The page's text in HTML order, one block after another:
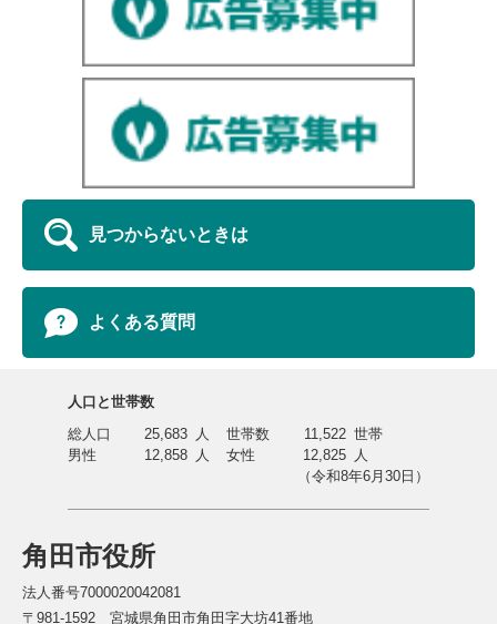
見つからないときは
よくある質問
角田市役所
法人番号7000020042081
〒981-1592 宮城県角田市角田字大坊41番地
人口と世帯数
総人口
25,683 人 世帯数 11,522 世帯
男性
12,858 人 女性 12,825 人
（令和8年6月30日）